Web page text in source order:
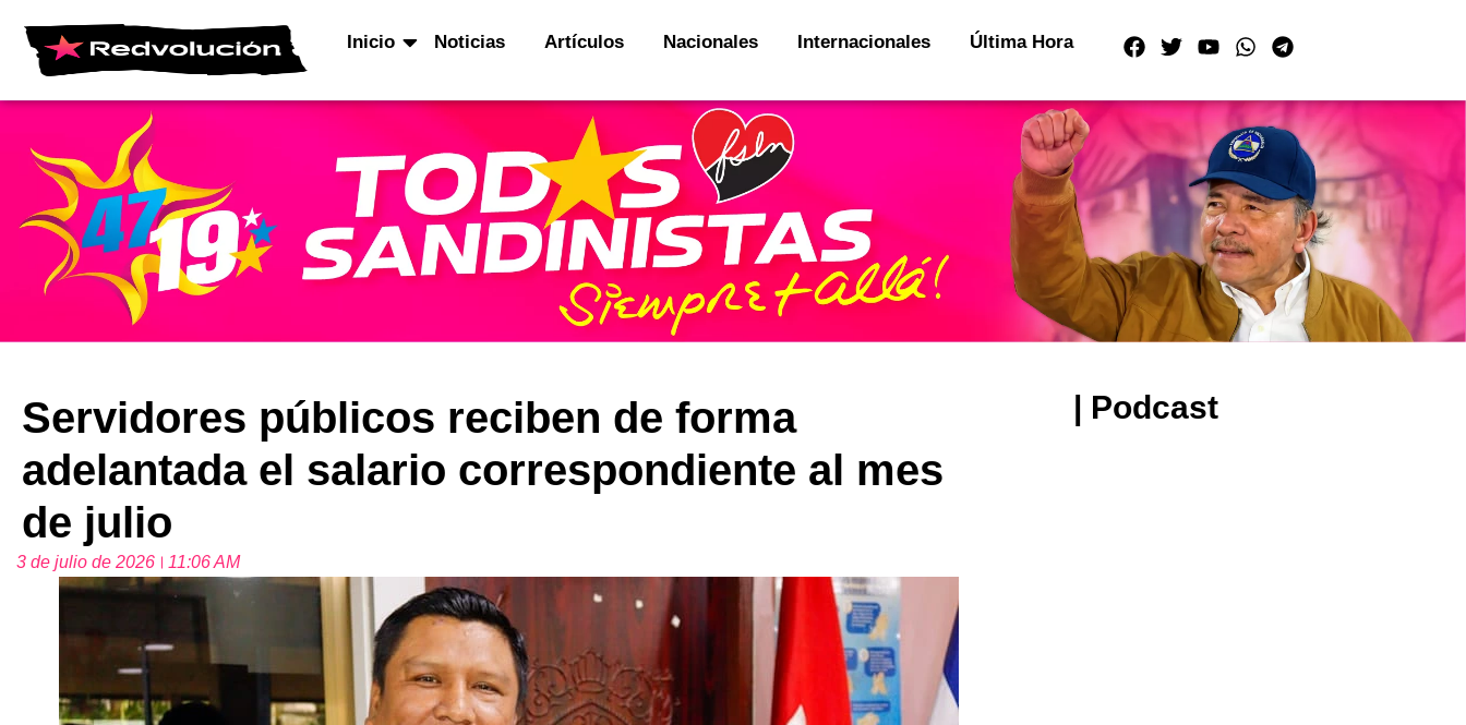
Inicio Noticias Artículos Nacionales Internacionales Última Hora
Servidores públicos reciben de forma
adelantada el salario correspondiente al mes
de julio
3 de julio de 2026 11:06 AM
| Podcast